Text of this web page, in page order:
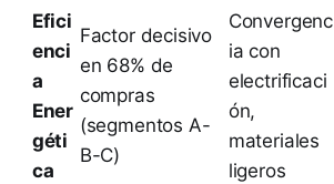
Efici
enci
a
Ener
géti
ca
Factor decisivo
en 68% de
compras
(segmentos A-
B-C)
Convergenc
ia con
electrificaci
ón,
materiales
ligeros